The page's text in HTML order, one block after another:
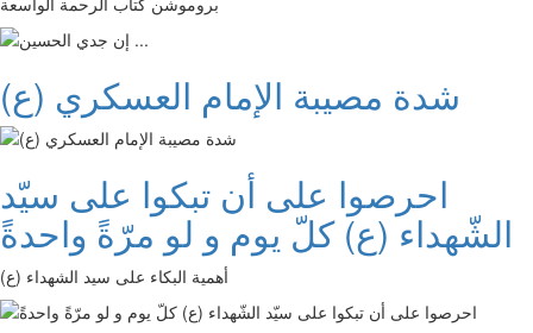
شدة مصيبة الإمام العسكري (ع)
احرصوا على أن تبكوا على سيّد
الشّهداء (ع) كلّ يوم و لو مرّةً واحدةً
أهمية البكاء على سيد الشهداء (ع)